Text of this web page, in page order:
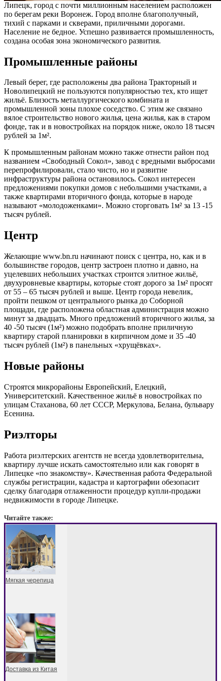
Липецк, город с почти миллионным населением расположен
по берегам реки Воронеж. Город вполне благополучный,
тихий с парками и скверами, приличными дорогами.
Население не бедное. Успешно развивается промышленность,
создана особая зона экономического развития.
Промышленные районы
Левый берег, где расположены два района Тракторный и
Новолипецкий не пользуются популярностью тех, кто ищет
жильё. Близость металлургического комбината и
промышленной зоны плохое соседство. С этим же связано
вялое строительство нового жилья, цена жилья, как в старом
фонде, так и в новостройках на порядок ниже, около 18 тысяч
рублей за 1м².
К промышленным районам можно также отнести район под
названием «Свободный Сокол», завод с вредными выбросами
перепрофилировали, стало чисто, но и развитие
инфраструктуры района остановилось. Сокол интересен
предложениями покупки домов с небольшими участками, а
также квартирами вторичного фонда, которые в народе
называют «молодоженками». Можно сторговать 1м² за 13 -15
тысяч рублей.
Центр
Желающие www.bn.ru начинают поиск с центра, но, как и в
большинстве городов, центр застроен плотно и давно, на
уцелевших небольших участках строится элитное жильё,
двухуровневые квартиры, которые стоят дорого за 1м² просят
от 55 – 65 тысяч рублей и выше. Центр города невелик,
пройти пешком от центрального рынка до Соборной
площади, где расположена областная администрация можно
минут за двадцать. Много предложений вторичного жилья, за
40 -50 тысяч (1м²) можно подобрать вполне приличную
квартиру старой планировки в кирпичном доме и 35 -40
тысяч рублей (1м²) в панельных «хрущёвках».
Новые районы
Строятся микрорайоны Европейский, Елецкий,
Университетский. Качественное жильё в новостройках по
улицам Стаханова, 60 лет СССР, Меркулова, Белана, бульвару
Есенина.
Риэлторы
Работа риэлтерских агентств не всегда удовлетворительна,
квартиру лучше искать самостоятельно или как говорят в
Липецке «по знакомству». Качественная работа Федеральной
службы регистрации, кадастра и картографии обезопасит
сделку благодаря отлаженности процедур купли-продажи
недвижимости в городе Липецке.
Читайте также:
Мягкая черепица
Доставка из Китая